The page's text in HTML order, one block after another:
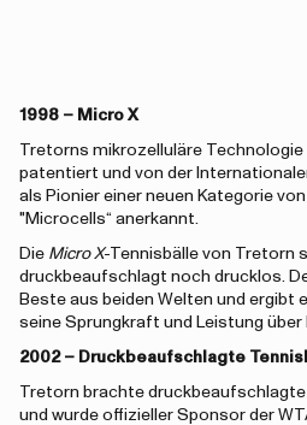
1998 – Micro X
Tretorns mikrozelluläre
patentiert und von der
als Pionier einer neuen Kategorie
"Microcells“ anerkannt.
Die Micro X-Tennisbälle von Tretorn
druckbeaufschlagt noch drucklos.
Beste aus beiden Welten und ergibt
seine Sprungkraft und Leistung über
2002 – Druckbeaufschlagte
Tretorn brachte
und wurde offizieller Sponsor der